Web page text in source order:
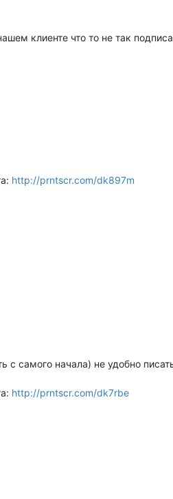
клиенте что то не так
http://prntscr.com/dk897m
с самого начала) не удобно
http://prntscr.com/dk7rbe